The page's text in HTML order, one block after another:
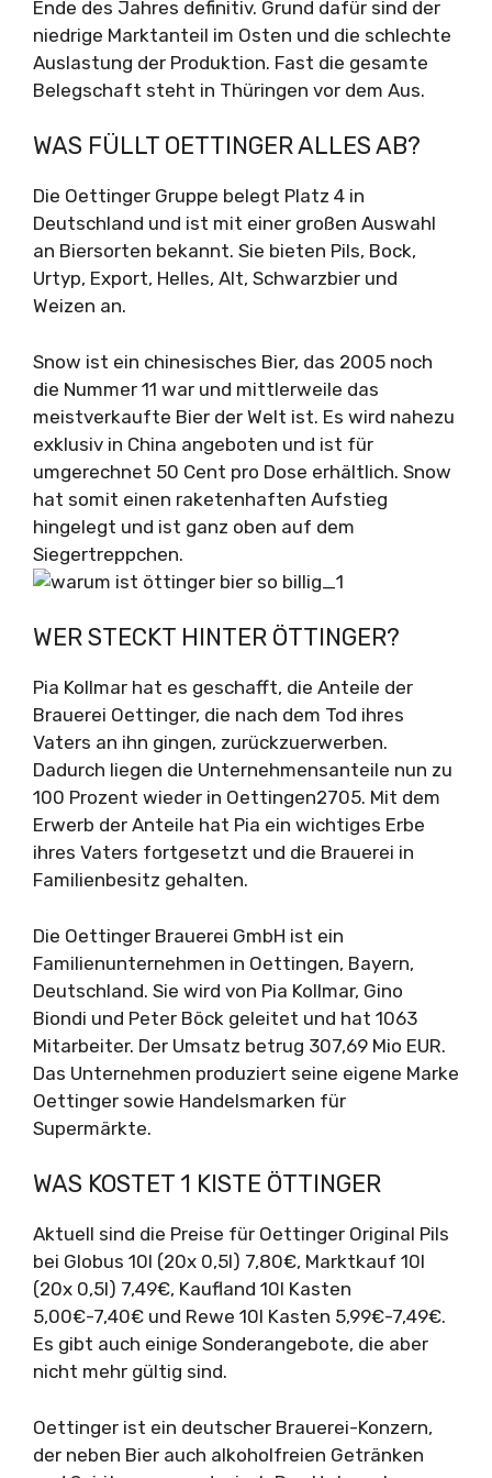
Ende des Jahres definitiv. Grund dafür sind der
niedrige Marktanteil im Osten und die schlechte
Auslastung der Produktion. Fast die gesamte
Belegschaft steht in Thüringen vor dem Aus.
WAS FÜLLT OETTINGER ALLES AB?
Die Oettinger Gruppe belegt Platz 4 in
Deutschland und ist mit einer großen Auswahl
an Biersorten bekannt. Sie bieten Pils, Bock,
Urtyp, Export, Helles, Alt, Schwarzbier und
Weizen an.
Snow ist ein chinesisches Bier, das 2005 noch
die Nummer 11 war und mittlerweile das
meistverkaufte Bier der Welt ist. Es wird nahezu
exklusiv in China angeboten und ist für
umgerechnet 50 Cent pro Dose erhältlich. Snow
hat somit einen raketenhaften Aufstieg
hingelegt und ist ganz oben auf dem
Siegertreppchen.
WER STECKT HINTER ÖTTINGER?
Pia Kollmar hat es geschafft, die Anteile der
Brauerei Oettinger, die nach dem Tod ihres
Vaters an ihn gingen, zurückzuerwerben.
Dadurch liegen die Unternehmensanteile nun zu
100 Prozent wieder in Oettingen2705. Mit dem
Erwerb der Anteile hat Pia ein wichtiges Erbe
ihres Vaters fortgesetzt und die Brauerei in
Familienbesitz gehalten.
Die Oettinger Brauerei GmbH ist ein
Familienunternehmen in Oettingen, Bayern,
Deutschland. Sie wird von Pia Kollmar, Gino
Biondi und Peter Böck geleitet und hat 1063
Mitarbeiter. Der Umsatz betrug 307,69 Mio EUR.
Das Unternehmen produziert seine eigene Marke
Oettinger sowie Handelsmarken für
Supermärkte.
WAS KOSTET 1 KISTE ÖTTINGER
Aktuell sind die Preise für Oettinger Original Pils
bei Globus 10l (20x 0,5l) 7,80€, Marktkauf 10l
(20x 0,5l) 7,49€, Kaufland 10l Kasten
5,00€-7,40€ und Rewe 10l Kasten 5,99€-7,49€.
Es gibt auch einige Sonderangebote, die aber
nicht mehr gültig sind.
Oettinger ist ein deutscher Brauerei-Konzern,
der neben Bier auch alkoholfreien Getränken